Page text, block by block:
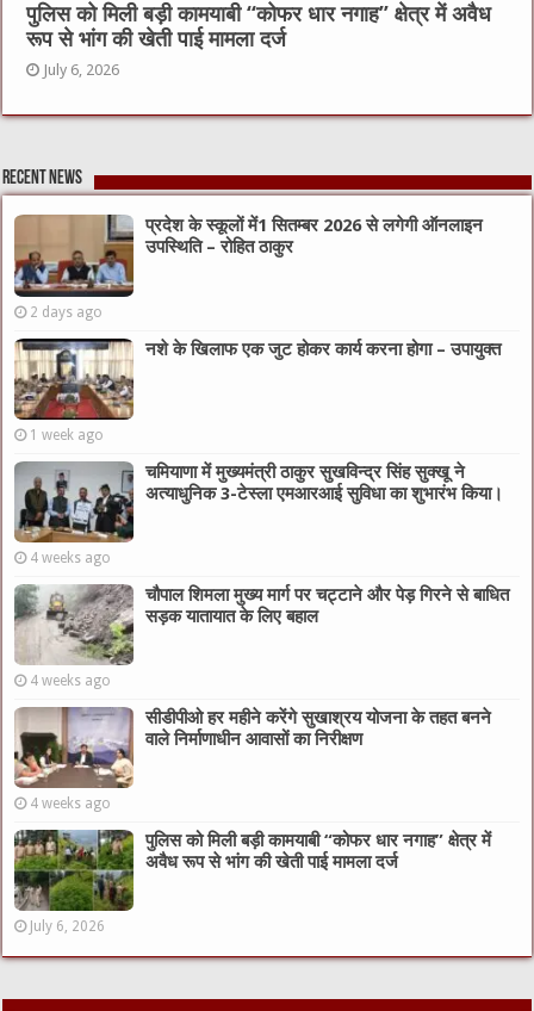
पुलिस को मिली बड़ी कामयाबी “कोफर धार नगाह” क्षेत्र में अवैध
रूप से भांग की खेती पाई मामला दर्ज
July 6, 2026
Recent News
प्रदेश के स्कूलों में1 सितम्बर 2026 से लगेगी ऑनलाइन
उपस्थिति – रोहित ठाकुर
2 days ago
नशे के खिलाफ एक जुट होकर कार्य करना होगा – उपायुक्त
1 week ago
चमियाणा में मुख्यमंत्री ठाकुर सुखविन्द्र सिंह सुक्खू ने
अत्याधुनिक 3-टेस्ला एमआरआई सुविधा का शुभारंभ किया।
4 weeks ago
चौपाल शिमला मुख्य मार्ग पर चट्टाने और पेड़ गिरने से बाधित
सड़क यातायात के लिए बहाल
4 weeks ago
सीडीपीओ हर महीने करेंगे सुखाश्रय योजना के तहत बनने
वाले निर्माणाधीन आवासों का निरीक्षण
4 weeks ago
पुलिस को मिली बड़ी कामयाबी “कोफर धार नगाह” क्षेत्र में
अवैध रूप से भांग की खेती पाई मामला दर्ज
July 6, 2026